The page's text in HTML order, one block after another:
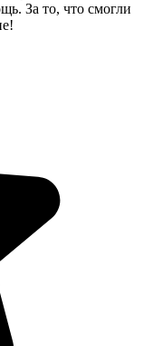
За то, что смогли